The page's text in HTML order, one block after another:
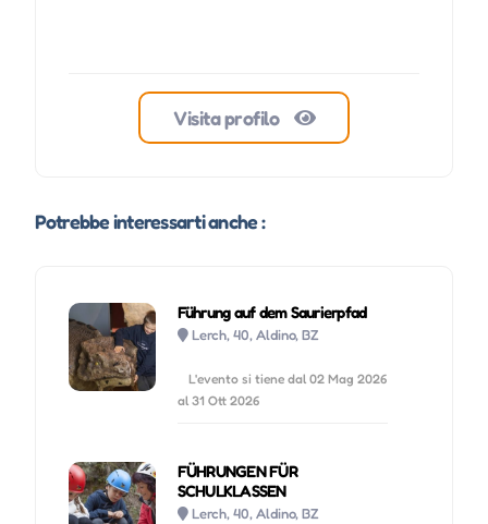
Visita profilo
Potrebbe interessarti anche :
Führung auf dem Saurierpfad
Lerch, 40, Aldino, BZ
L'evento si tiene dal 02 Mag 2026
al 31 Ott 2026
FÜHRUNGEN FÜR
SCHULKLASSEN
Lerch, 40, Aldino, BZ